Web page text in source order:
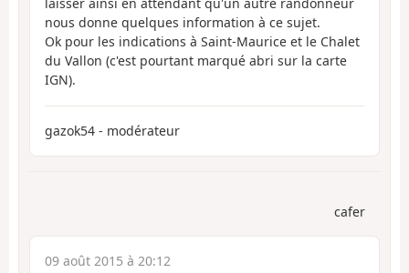
laisser ainsi en attendant qu'un autre randonneur
nous donne quelques information à ce sujet.
Ok pour les indications à Saint-Maurice et le Chalet
du Vallon (c'est pourtant marqué abri sur la carte
IGN).
gazok54 - modérateur
cafer
09 août 2015 à 20:12